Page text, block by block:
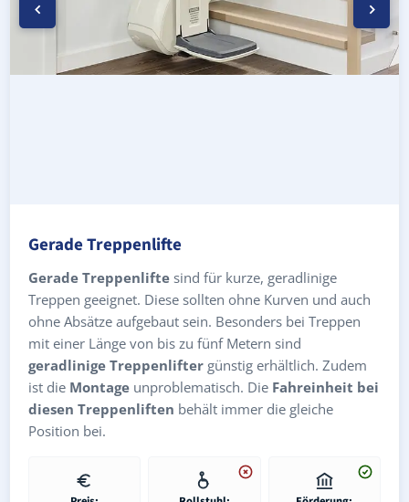
Gerade Treppenlifte
Gerade Treppenlifte sind für kurze, geradlinige
Treppen geeignet. Diese sollten ohne Kurven und auch
ohne Absätze aufgebaut sein. Besonders bei Treppen
mit einer Länge von bis zu fünf Metern sind
geradlinige Treppenlifter günstig erhältlich. Zudem
ist die Montage unproblematisch. Die Fahreinheit bei
diesen Treppenliften behält immer die gleiche
Position bei.